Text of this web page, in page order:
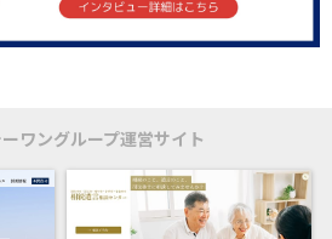
ワングループ運営サイト